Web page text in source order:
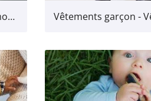
Tenues et robes de cérémonie